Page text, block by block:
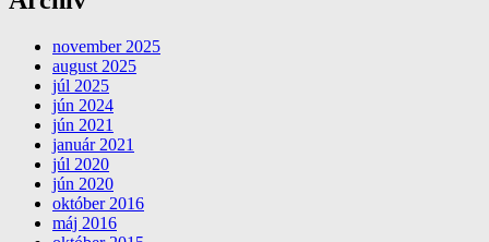
november 2025
august 2025
júl 2025
jún 2024
jún 2021
január 2021
júl 2020
jún 2020
október 2016
máj 2016